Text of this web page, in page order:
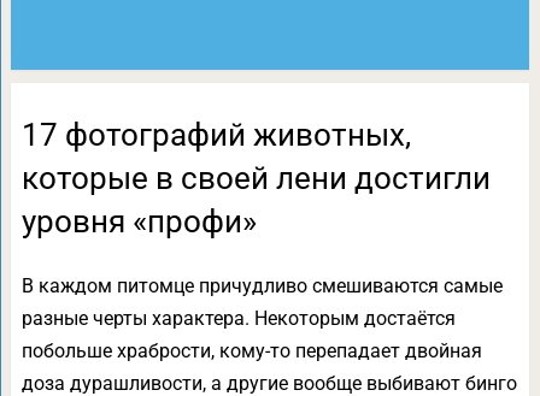
17 фотографий животных,
которые в своей лени достигли
уровня «профи»
В каждом питомце причудливо смешиваются самые
разные черты характера. Некоторым достаётся
побольше храбрости, кому-то перепадает двойная
доза дурашливости, а другие вообще выбивают бинго